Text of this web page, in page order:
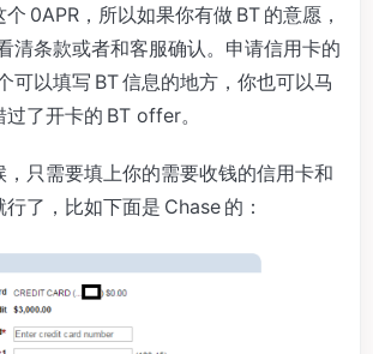
0APR，所以如果你有做 BT 的意愿，
清条款或者和客服确认。申请信用卡的
可以填写 BT 信息的地方，你也可以马
过了开卡的 BT offer。
，只需要填上你的需要收钱的信用卡和
了，比如下面是 Chase 的：